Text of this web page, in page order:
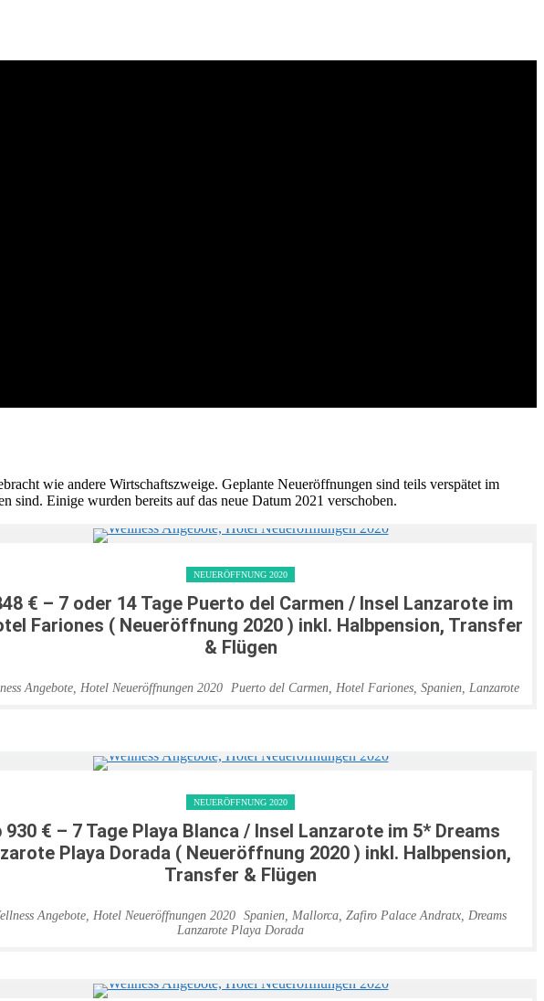
wie andere Wirtschaftszweige. Geplante Neueröffnungen sind teils verspätet im
sind. Einige wurden bereits auf das neue Datum 2021 verschoben.
NEUERÖFFNUNG 2020
€ – 7 oder 14 Tage Puerto del Carmen / Insel Lanzarote im
Fariones ( Neueröffnung 2020 ) inkl. Halbpension, Transfer
& Flügen
Puerto del Carmen, Hotel Fariones, Spanien, Lanzarote
NEUERÖFFNUNG 2020
930 € – 7 Tage Playa Blanca / Insel Lanzarote im 5* Dreams
Playa Dorada ( Neueröffnung 2020 ) inkl. Halbpension,
Transfer & Flügen
Spanien, Mallorca, Zafiro Palace Andratx, Dreams
Lanzarote Playa Dorada